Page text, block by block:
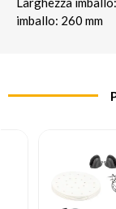
imballo: 260 mm